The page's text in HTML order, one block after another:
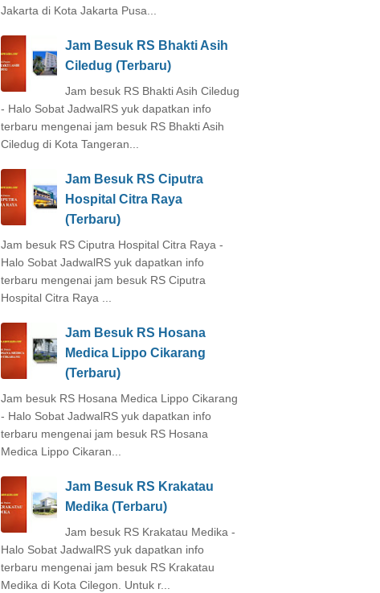
Jakarta di Kota Jakarta Pusa...
Jam Besuk RS Bhakti Asih
Ciledug (Terbaru)
Jam besuk RS Bhakti Asih Ciledug
- Halo Sobat JadwalRS yuk dapatkan info
terbaru mengenai jam besuk RS Bhakti Asih
Ciledug di Kota Tangeran...
Jam Besuk RS Ciputra
Hospital Citra Raya
(Terbaru)
Jam besuk RS Ciputra Hospital Citra Raya -
Halo Sobat JadwalRS yuk dapatkan info
terbaru mengenai jam besuk RS Ciputra
Hospital Citra Raya ...
Jam Besuk RS Hosana
Medica Lippo Cikarang
(Terbaru)
Jam besuk RS Hosana Medica Lippo Cikarang
- Halo Sobat JadwalRS yuk dapatkan info
terbaru mengenai jam besuk RS Hosana
Medica Lippo Cikaran...
Jam Besuk RS Krakatau
Medika (Terbaru)
Jam besuk RS Krakatau Medika -
Halo Sobat JadwalRS yuk dapatkan info
terbaru mengenai jam besuk RS Krakatau
Medika di Kota Cilegon. Untuk r...